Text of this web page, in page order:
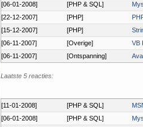
[06-01-2008] [PHP & SQL]
[22-12-2007]
[PHP]
[15-12-2007]
[PHP]
[06-11-2007]
[Overige]
VB
[06-11-2007]
[Ontspanning]
Laatste 5 reacties:
[11-01-2008] [PHP & SQL]
[06-01-2008]
[PHP & SQL]